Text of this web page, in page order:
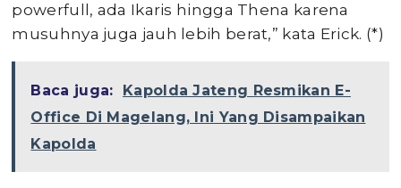
powerfull, ada Ikaris hingga Thena karena
musuhnya juga jauh lebih berat,” kata Erick. (*)
Baca juga:
Kapolda Jateng Resmikan E-
Office Di Magelang, Ini Yang Disampaikan
Kapolda